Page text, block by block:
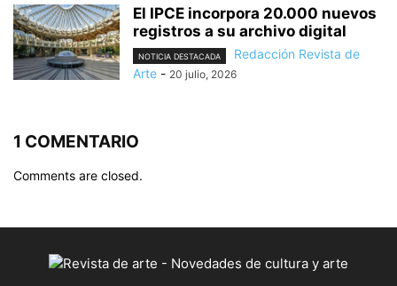
El IPCE incorpora 20.000 nuevos
registros a su archivo digital
NOTICIA DESTACADA
Redacción Revista de
Arte - 20 julio, 2026
1 COMENTARIO
Comments are closed.